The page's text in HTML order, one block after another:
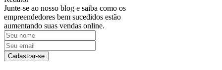
Junte-se ao nosso blog e saiba como os
empreendedores bem sucedidos estão
aumentando suas vendas online.
Cadastrar-se